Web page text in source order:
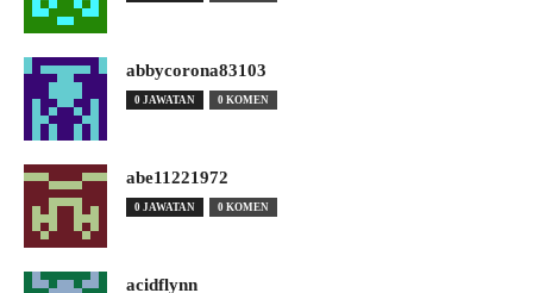
abbycorona83103
0 JAWATAN 0 KOMEN
abe11221972
0 JAWATAN 0 KOMEN
acidflynn